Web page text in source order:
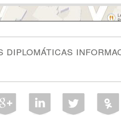
diplomáticas